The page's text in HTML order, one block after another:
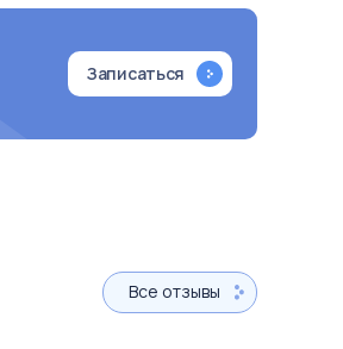
Записаться
Все отзывы